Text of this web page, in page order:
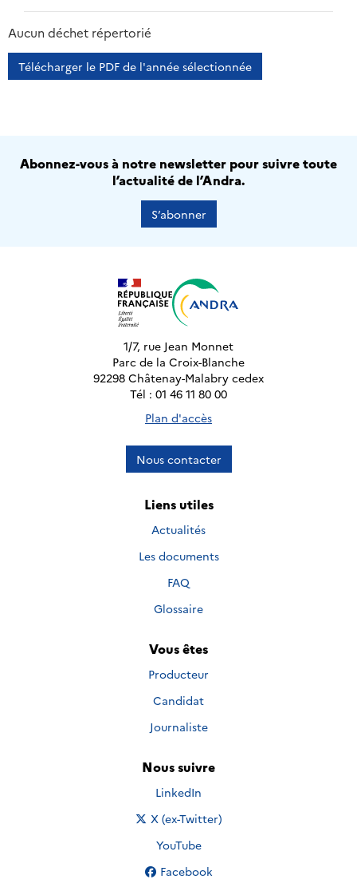
2013 2014
Aucun déchet répertorié
Télécharger le PDF de l'année sélectionnée
Abonnez-vous à notre newsletter pour suivre toute
l’actualité de l’Andra.
S’abonner
1/7, rue Jean Monnet
Parc de la Croix-Blanche
92298 Châtenay-Malabry cedex
Tél : 01 46 11 80 00
Plan d'accès
Nous contacter
Liens utiles
Actualités
Les documents
FAQ
Glossaire
Vous êtes
Producteur
Candidat
Journaliste
Nous suivre
Nous suivre sur
LinkedIn
Nous suivre sur
X (ex-Twitter)
Nous suivre sur
YouTube
Nous suivre sur
Facebook